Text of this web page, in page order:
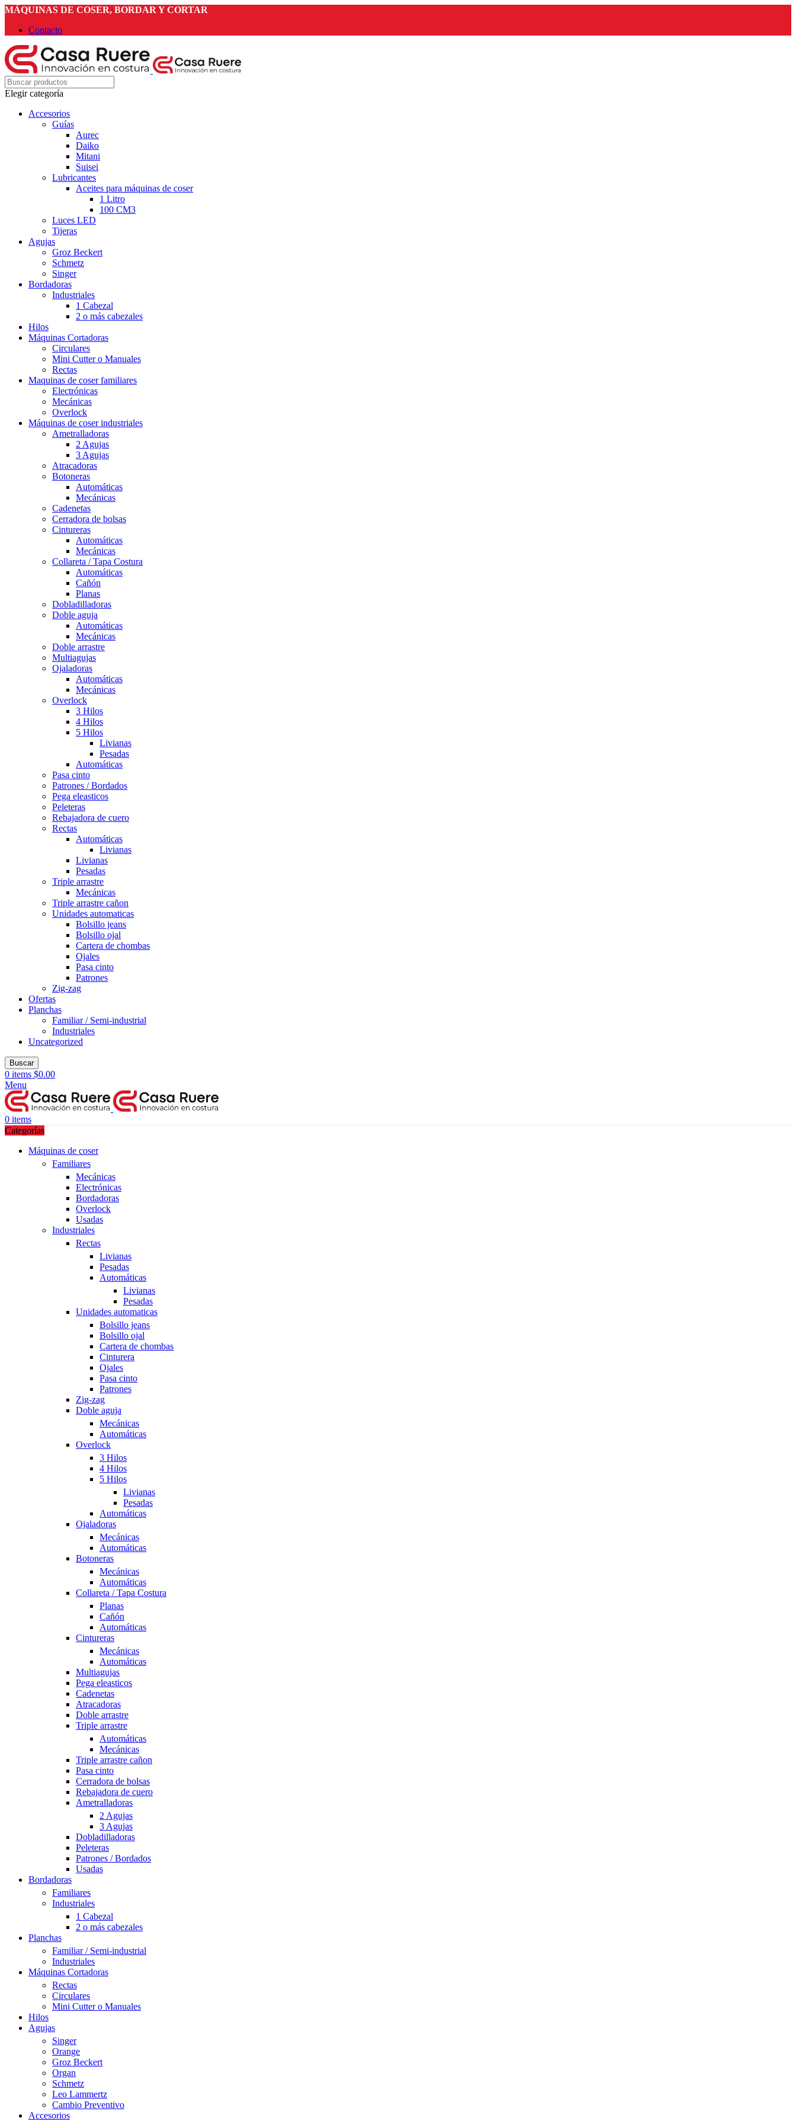
MÁQUINAS DE COSER, BORDAR Y CORTAR
Contacto
Elegir categoría
Accesorios
Guías
Aurec
Daiko
Mitani
Suisei
Lubricantes
Aceites para máquinas de coser
1 Litro
100 CM3
Luces LED
Tijeras
Agujas
Groz Beckert
Schmetz
Singer
Bordadoras
Industriales
1 Cabezal
2 o más cabezales
Hilos
Máquinas Cortadoras
Circulares
Mini Cutter o Manuales
Rectas
Maquinas de coser familiares
Electrónicas
Mecánicas
Overlock
Máquinas de coser industriales
Ametralladoras
2 Agujas
3 Agujas
Atracadoras
Botoneras
Automáticas
Mecánicas
Cadenetas
Cerradora de bolsas
Cintureras
Automáticas
Mecánicas
Collareta / Tapa Costura
Automáticas
Cañón
Planas
Dobladilladoras
Doble aguja
Automáticas
Mecánicas
Doble arrastre
Multiagujas
Ojaladoras
Automáticas
Mecánicas
Overlock
3 Hilos
4 Hilos
5 Hilos
Livianas
Pesadas
Automáticas
Pasa cinto
Patrones / Bordados
Pega eleasticos
Peleteras
Rebajadora de cuero
Rectas
Automáticas
Livianas
Livianas
Pesadas
Triple arrastre
Mecánicas
Triple arrastre cañon
Unidades automaticas
Bolsillo jeans
Bolsillo ojal
Cartera de chombas
Ojales
Pasa cinto
Patrones
Zig-zag
Ofertas
Planchas
Familiar / Semi-industrial
Industriales
Uncategorized
Buscar
0 items $0.00
Menu
0 items
Categorías
Máquinas de coser
Familiares
Mecánicas
Electrónicas
Bordadoras
Overlock
Usadas
Industriales
Rectas
Livianas
Pesadas
Automáticas
Livianas
Pesadas
Unidades automaticas
Bolsillo jeans
Bolsillo ojal
Cartera de chombas
Cinturera
Ojales
Pasa cinto
Patrones
Zig-zag
Doble aguja
Mecánicas
Automáticas
Overlock
3 Hilos
4 Hilos
5 Hilos
Livianas
Pesadas
Automáticas
Ojaladoras
Mecánicas
Automáticas
Botoneras
Mecánicas
Automáticas
Collareta / Tapa Costura
Planas
Cañón
Automáticas
Cintureras
Mecánicas
Automáticas
Multiagujas
Pega eleasticos
Cadenetas
Atracadoras
Doble arrastre
Triple arrastre
Automáticas
Mecánicas
Triple arrastre cañon
Pasa cinto
Cerradora de bolsas
Rebajadora de cuero
Ametralladoras
2 Agujas
3 Agujas
Dobladilladoras
Peleteras
Patrones / Bordados
Usadas
Bordadoras
Familiares
Industriales
1 Cabezal
2 o más cabezales
Planchas
Familiar / Semi-industrial
Industriales
Máquinas Cortadoras
Rectas
Circulares
Mini Cutter o Manuales
Hilos
Agujas
Singer
Orange
Groz Beckert
Organ
Schmetz
Leo Lammertz
Cambio Preventivo
Accesorios